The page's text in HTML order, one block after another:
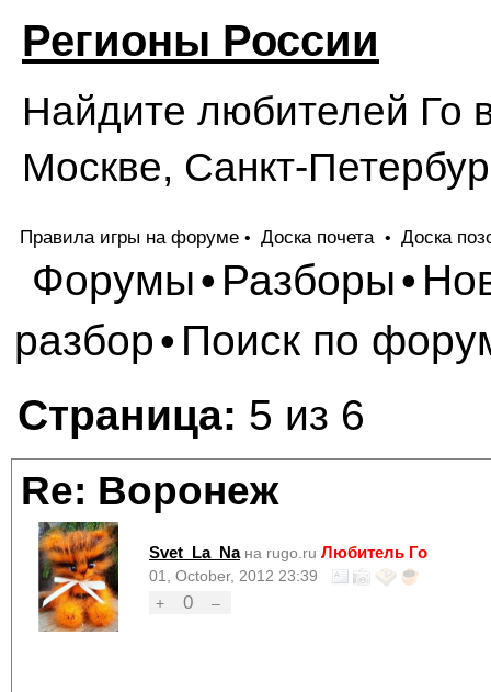
Регионы России
Найдите любителей Го
Москве, Санкт-
Правила игры на форуме • Доска почета • Доска
Форумы• Разборы•
разбор• Поиск по
Страница: 5 из 6
Re: Воронеж
Svet_La_Na на rugo.ru Любитель Го
01, October, 2012 23:39
+
0 –